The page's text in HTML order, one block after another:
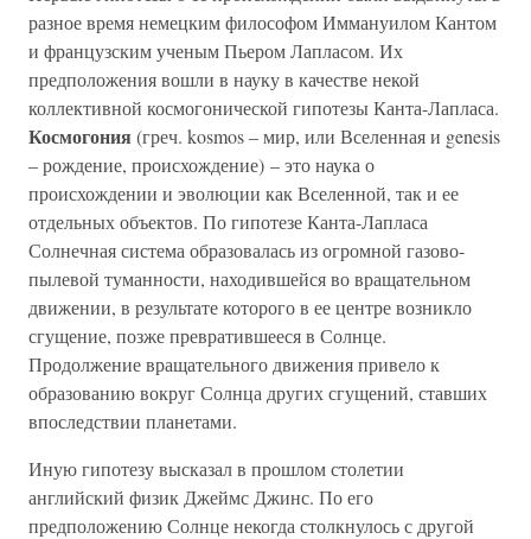
разное время немецким философом Иммануилом Кантом
и французским ученым Пьером Лапласом. Их
предположения вошли в науку в качестве некой
коллективной космогонической гипотезы Канта-Лапласа.
Космогония (греч. kosmos – мир, или Вселенная и genesis
– рождение, происхождение) – это наука о
происхождении и эволюции как Вселенной, так и ее
отдельных объектов. По гипотезе Канта-Лапласа
Солнечная система образовалась из огромной газово-
пылевой туманности, находившейся во вращательном
движении, в результате которого в ее центре возникло
сгущение, позже превратившееся в Солнце.
Продолжение вращательного движения привело к
образованию вокруг Солнца других сгущений, ставших
впоследствии планетами.
Иную гипотезу высказал в прошлом столетии
английский физик Джеймс Джинс. По его
предположению Солнце некогда столкнулось с другой